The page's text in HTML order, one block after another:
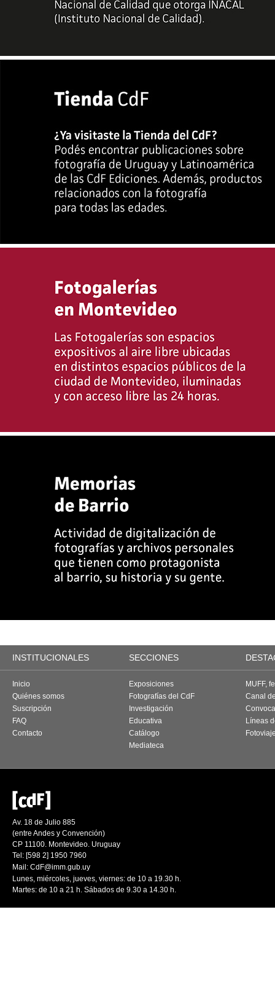
INSTITUCIONALES SECCIONES
Inicio
Quiénes somos
Suscripción
FAQ
Contacto
Exposiciones
Fotografías del CdF
Investigación
Educativa
Catálogo
Mediateca
MUFF,
Canal
Líneas
Av. 18 de Julio 885
(entre Andes y Convención)
CP 11100. Montevideo. Uruguay
Tel: [598 2] 1950 7960
Mail: CdF@imm.gub.uy
Lunes, miércoles, jueves, viernes: de 10 a 19.30 h.
Martes: de 10 a 21 h. Sábados de 9.30 a 14.30 h.